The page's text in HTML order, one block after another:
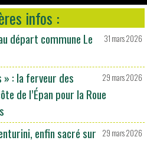
infos :
31 mars 2026
départ commune Le
29 mars 2026
» : la ferveur des
de l’Épan pour la Roue
29 mars 2026
enfin sacré sur